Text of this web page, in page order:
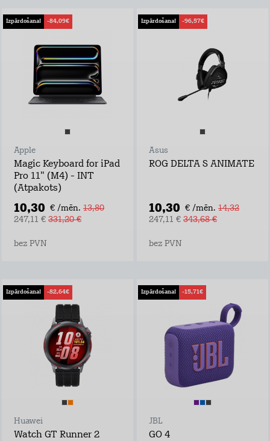
Izpārdošana! -84,09€
Apple
Magic Keyboard for iPad
Pro 11" (M4) - INT
(Atpakots)
10,30 € /mēn. 13,80
247,11 € 331,20 €
bez PVN
Izpārdošana! -96,57€
Asus
ROG DELTA S ANIMATE
10,30 € /mēn. 14,32
247,11 € 343,68 €
bez PVN
Izpārdošana! -82,64€
Huawei
Watch GT Runner 2
Izpārdošana! -15,71€
JBL
GO 4